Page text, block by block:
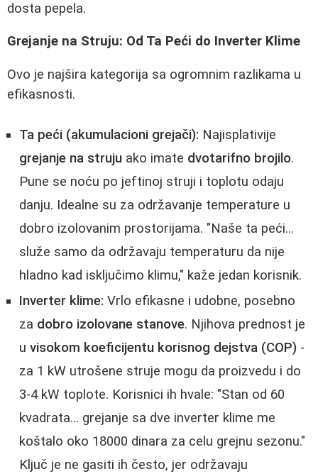
dosta pepela.
Grejanje na Struju: Od Ta Peći do Inverter Klime
Ovo je najšira kategorija sa ogromnim razlikama u
efikasnosti.
Ta peći (akumulacioni grejači): Najisplativije
grejanje na struju ako imate dvotarifno brojilo.
Pune se noću po jeftinoj struji i toplotu odaju
danju. Idealne su za održavanje temperature u
dobro izolovanim prostorijama. "Naše ta peći...
služe samo da održavaju temperaturu da nije
hladno kad isključimo klimu," kaže jedan korisnik.
Inverter klime: Vrlo efikasne i udobne, posebno
za dobro izolovane stanove. Njihova prednost je
u visokom koeficijentu korisnog dejstva (COP) -
za 1 kW utrošene struje mogu da proizvedu i do
3-4 kW toplote. Korisnici ih hvale: "Stan od 60
kvadrata... grejanje sa dve inverter klime me
koštalo oko 18000 dinara za celu grejnu sezonu."
Ključ je ne gasiti ih često, jer održavaju